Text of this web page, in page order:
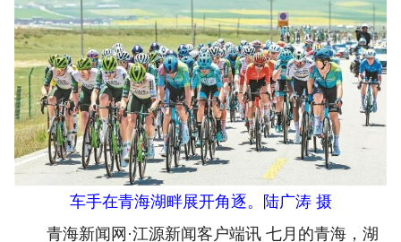
车手在青海湖畔展开角逐。陆广涛 摄
青海新闻网·江源新闻客户端讯 七月的青海，湖